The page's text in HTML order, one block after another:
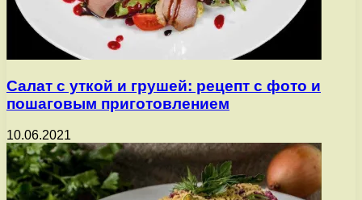
Салат с уткой и грушей: рецепт с фото и
пошаговым приготовлением
10.06.2021